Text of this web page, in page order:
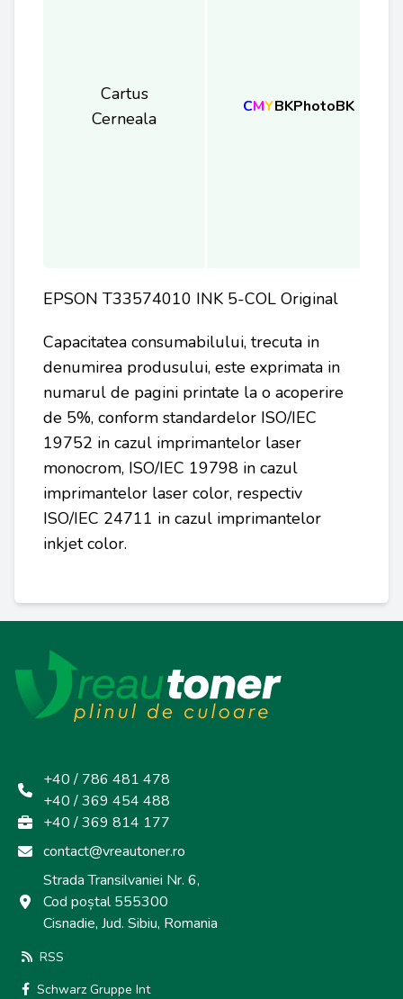
Cartus
Cerneala
CMYBKPhotoBK
EPSON T33574010 INK 5-COL Original
Capacitatea consumabilului, trecuta in
denumirea produsului, este exprimata in
numarul de pagini printate la o acoperire
de 5%, conform standardelor ISO/IEC
19752 in cazul imprimantelor laser
monocrom, ISO/IEC 19798 in cazul
imprimantelor laser color, respectiv
ISO/IEC 24711 in cazul imprimantelor
inkjet color.
+40 / 786 481 478
+40 / 369 454 488
+40 / 369 814 177
contact@vreautoner.ro
Strada Transilvaniei Nr. 6,
Cod poștal 555300
Cisnadie, Jud. Sibiu, Romania
RSS
Schwarz Gruppe Int